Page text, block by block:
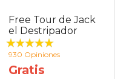
Free Tour de Jack
el Destripador
930 Opiniones
Gratis